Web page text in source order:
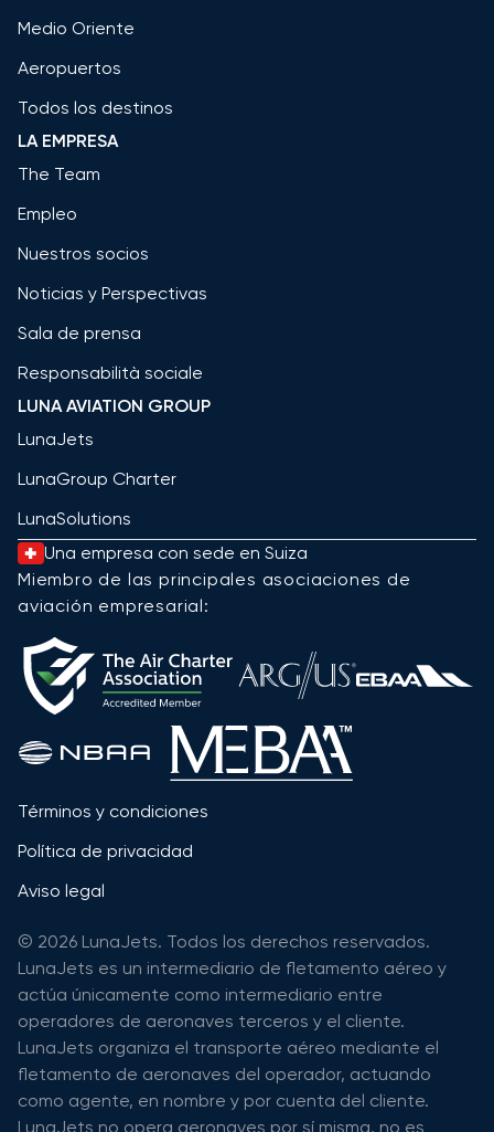
Medio Oriente
Aeropuertos
Todos los destinos
LA EMPRESA
The Team
Empleo
Nuestros socios
Noticias y Perspectivas
Sala de prensa
Responsabilità sociale
LUNA AVIATION GROUP
LunaJets
LunaGroup Charter
LunaSolutions
Una empresa con sede en Suiza
Miembro de las principales asociaciones de
aviación empresarial:
Términos y condiciones
Política de privacidad
Aviso legal
© 2026 LunaJets. Todos los derechos reservados.
LunaJets es un intermediario de fletamento aéreo y
actúa únicamente como intermediario entre
operadores de aeronaves terceros y el cliente.
LunaJets organiza el transporte aéreo mediante el
fletamento de aeronaves del operador, actuando
como agente, en nombre y por cuenta del cliente.
LunaJets no opera aeronaves por sí misma, no es